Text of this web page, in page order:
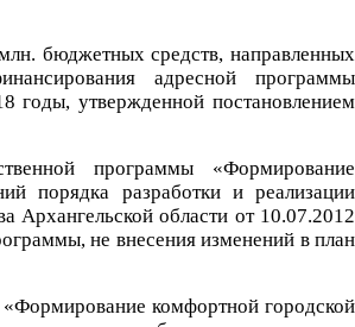
бюджетных средств, направленных
адресной программы
годы, утвержденной постановлением
программы «Формирование
порядка разработки и реализации
Архангельской области от 10.07.2012
не внесения изменений в план
комфортной городской